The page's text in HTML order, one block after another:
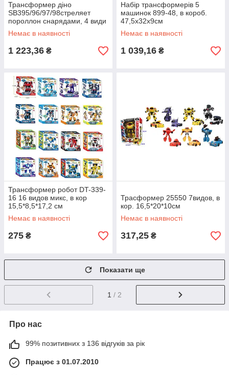
Трансформер діно
SB395/96/97/98стреляет
пороллон снарядами, 4 види
мікс, в кор 42*32*12 см
Немає в наявності
1 223,36 ₴
Набір трансформерів 5
машинок 899-48, в короб.
47,5х32х9см
Немає в наявності
1 039,16 ₴
Трансформер робот DT-339-
16 16 видов микс, в кор
15,5*8,5*17,2 см
Немає в наявності
275 ₴
Трасформер 25550 7видов, в
кор. 16,5*20*10см
Немає в наявності
317,25 ₴
Показати ще
1 / 2
Про нас
99% позитивних з 136 відгуків за рік
Працює з 01.07.2010